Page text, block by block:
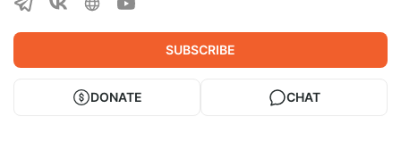
SUBSCRIBE
DONATE CHAT